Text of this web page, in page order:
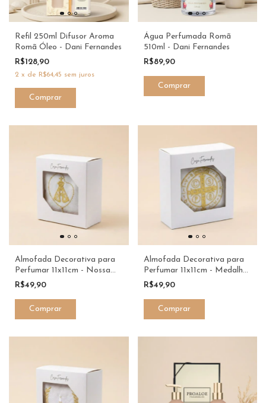
Refil 250ml Difusor Aroma
Romã Óleo - Dani Fernandes
R$128,90
2 x de R$64,45 sem juros
Água Perfumada Romã
510ml - Dani Fernandes
R$89,90
Almofada Decorativa para
Perfumar 11x11cm - Nossa
Senhora - Casa Fernandes
R$49,90
Almofada Decorativa para
Perfumar 11x11cm - Medalha
de São Bento - Casa
Fernandes
R$49,90